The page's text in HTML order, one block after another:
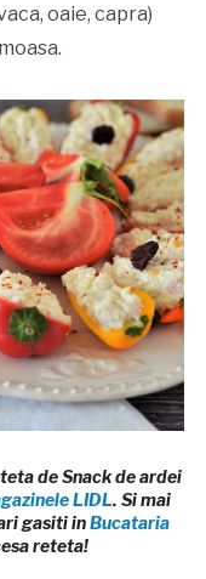
oaie, capra)
de Snack de ardei
LIDL. Si mai
gasiti inBucataria
reteta!